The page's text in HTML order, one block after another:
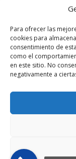
Para ofrecer las
cookies para
consentimiento de
como el
en este sitio. No
negativamente a